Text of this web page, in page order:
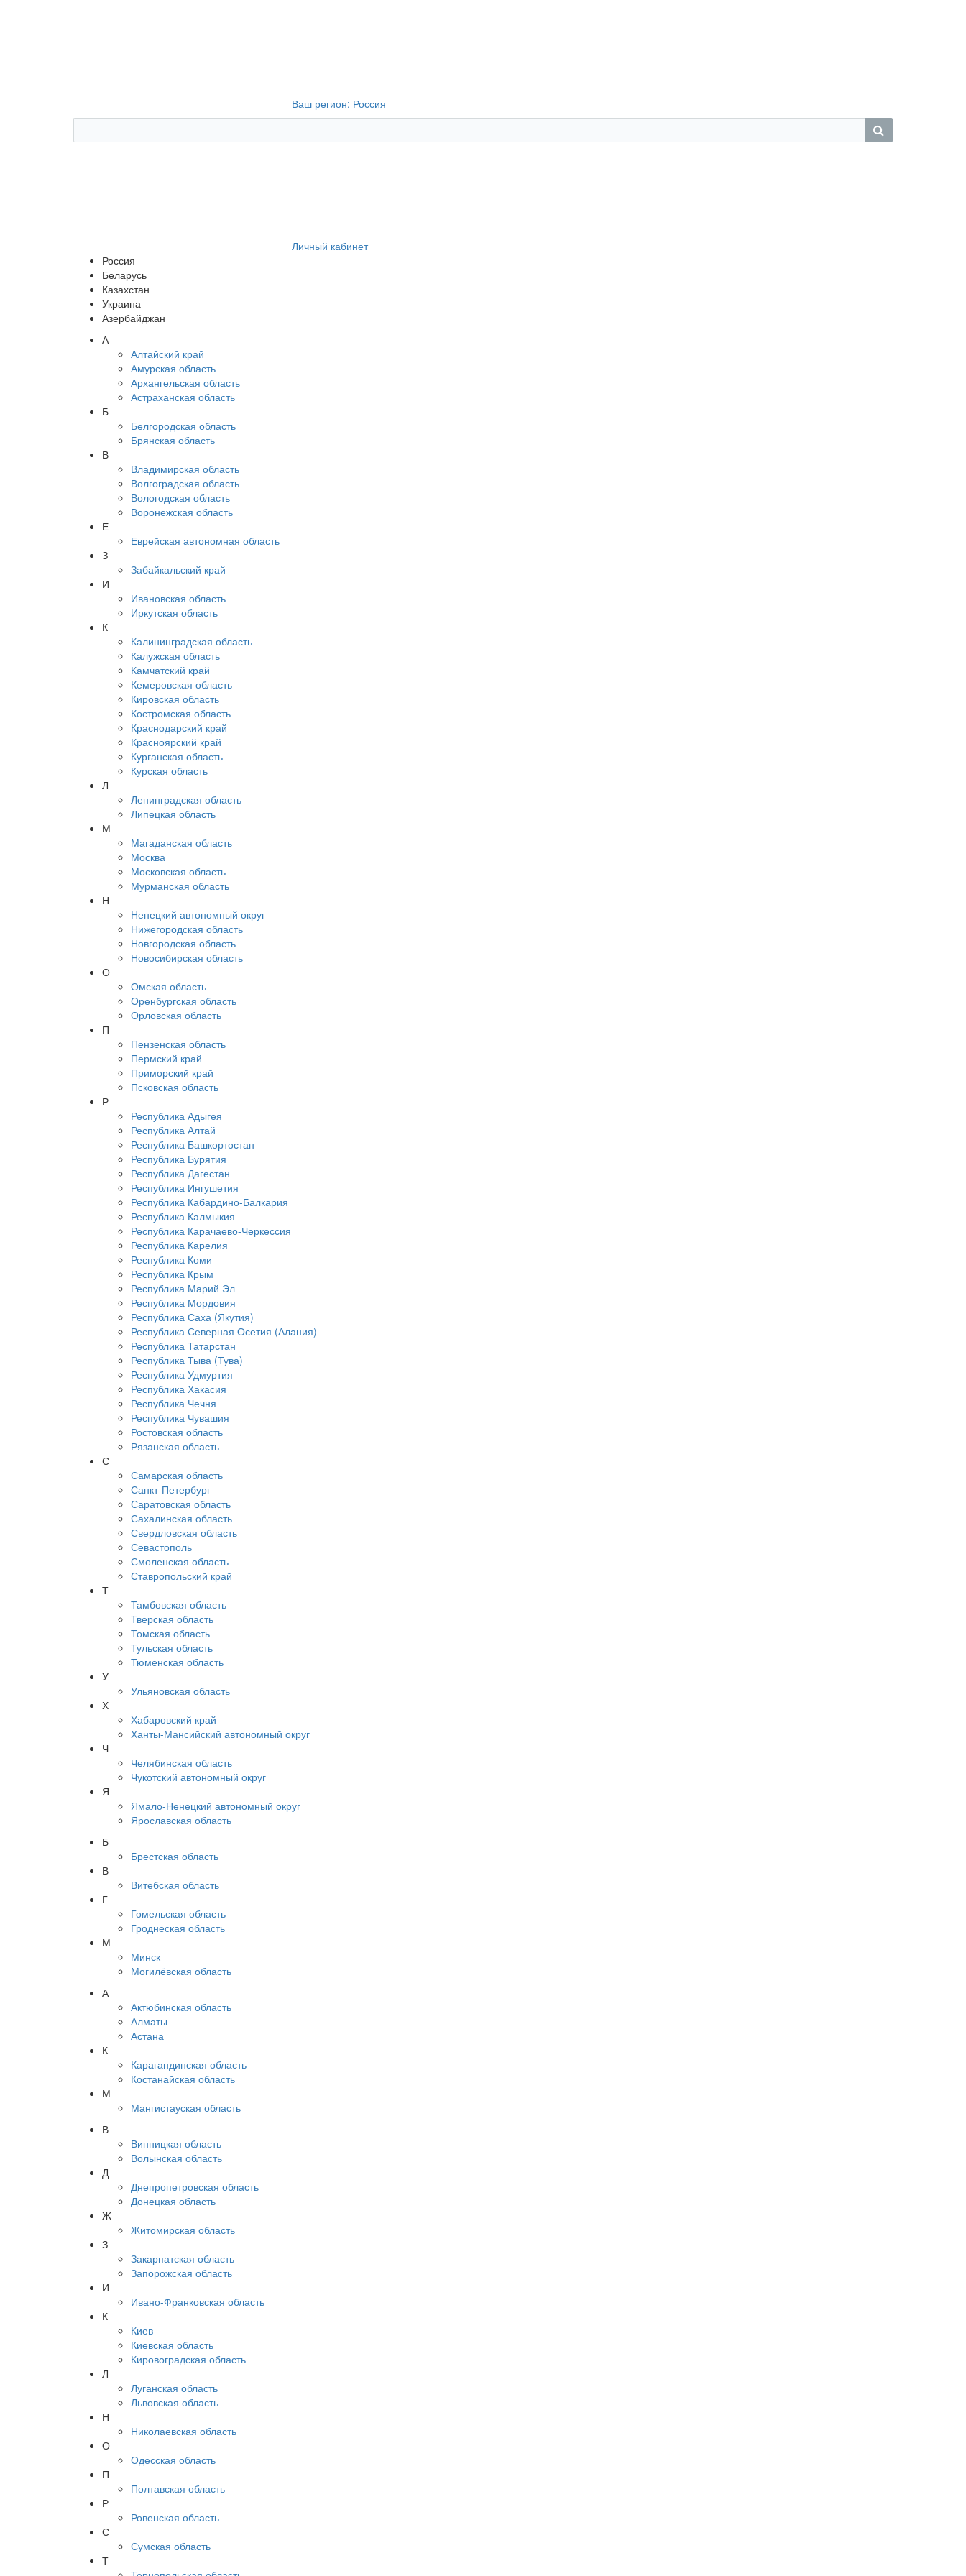
Ваш регион: Россия
Личный кабинет
Россия
Беларусь
Казахстан
Украина
Азербайджан
А
Алтайский край
Амурская область
Архангельская область
Астраханская область
Б
Белгородская область
Брянская область
В
Владимирская область
Волгоградская область
Вологодская область
Воронежская область
Е
Еврейская автономная область
З
Забайкальский край
И
Ивановская область
Иркутская область
К
Калининградская область
Калужская область
Камчатский край
Кемеровская область
Кировская область
Костромская область
Краснодарский край
Красноярский край
Курганская область
Курская область
Л
Ленинградская область
Липецкая область
М
Магаданская область
Москва
Московская область
Мурманская область
Н
Ненецкий автономный округ
Нижегородская область
Новгородская область
Новосибирская область
О
Омская область
Оренбургская область
Орловская область
П
Пензенская область
Пермский край
Приморский край
Псковская область
Р
Республика Адыгея
Республика Алтай
Республика Башкортостан
Республика Бурятия
Республика Дагестан
Республика Ингушетия
Республика Кабардино-Балкария
Республика Калмыкия
Республика Карачаево-Черкессия
Республика Карелия
Республика Коми
Республика Крым
Республика Марий Эл
Республика Мордовия
Республика Саха (Якутия)
Республика Северная Осетия (Алания)
Республика Татарстан
Республика Тыва (Тува)
Республика Удмуртия
Республика Хакасия
Республика Чечня
Республика Чувашия
Ростовская область
Рязанская область
С
Самарская область
Санкт-Петербург
Саратовская область
Сахалинская область
Свердловская область
Севастополь
Смоленская область
Ставропольский край
Т
Тамбовская область
Тверская область
Томская область
Тульская область
Тюменская область
У
Ульяновская область
Х
Хабаровский край
Ханты-Мансийский автономный округ
Ч
Челябинская область
Чукотский автономный округ
Я
Ямало-Ненецкий автономный округ
Ярославская область
Б
Брестская область
В
Витебская область
Г
Гомельская область
Гроднеская область
М
Минск
Могилёвская область
А
Актюбинская область
Алматы
Астана
К
Карагандинская область
Костанайская область
М
Мангистауская область
В
Винницкая область
Волынская область
Д
Днепропетровская область
Донецкая область
Ж
Житомирская область
З
Закарпатская область
Запорожская область
И
Ивано-Франковская область
К
Киев
Киевская область
Кировоградская область
Л
Луганская область
Львовская область
Н
Николаевская область
О
Одесская область
П
Полтавская область
Р
Ровенская область
С
Сумская область
Т